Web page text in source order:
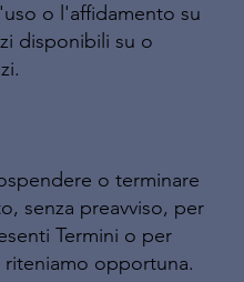
o l'affidamento su
disponibili su o
o terminare
senza preavviso, per
Termini o per
riteniamo opportuna.